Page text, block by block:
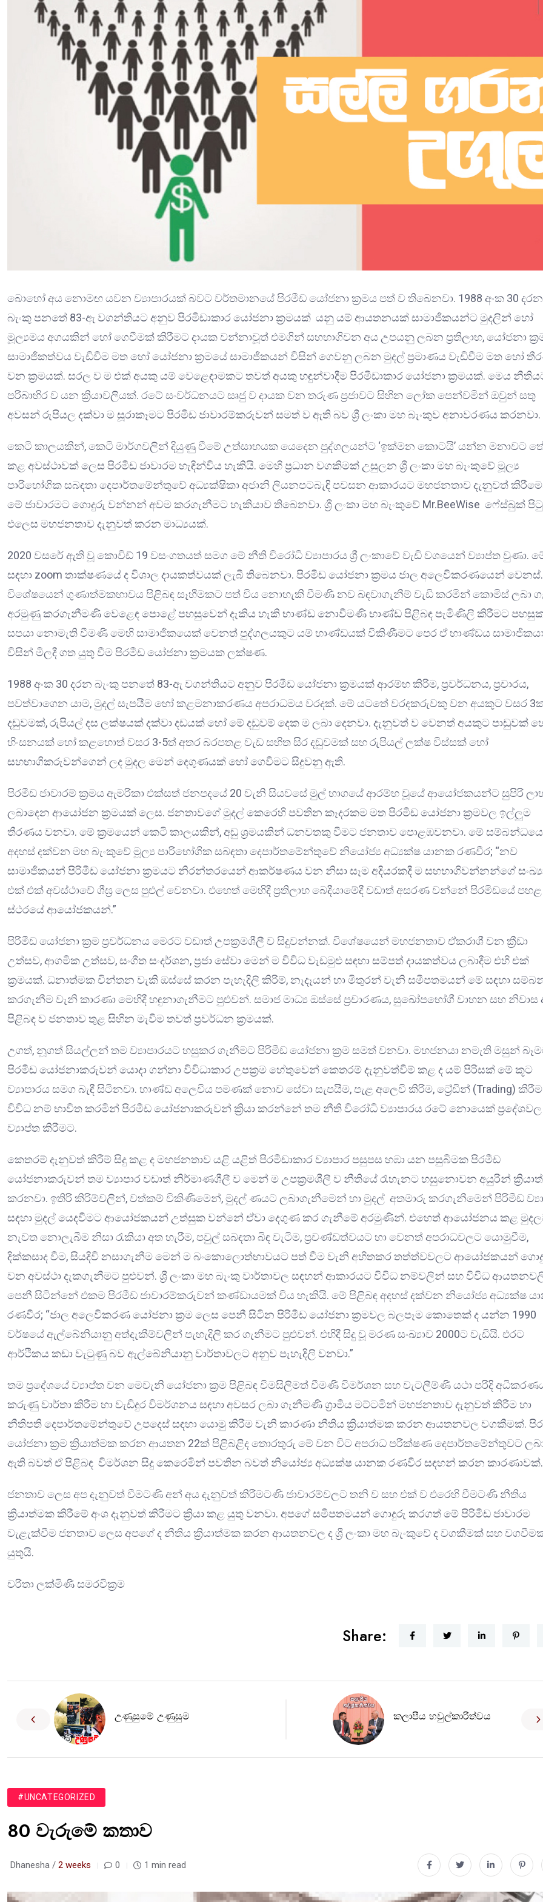
බොහෝ අය නොමඟ යවන ව්‍යාපාරයක් බවට වර්තමානයේ පිරමීඩ යෝජනා ක්‍රමය පත් ව තිබෙනවා. 1988 අංක 30 දරන
බැංකු පනතේ 83-ඇ වගන්තියට අනුව පිරමීඩාකාර යෝජනා ක්‍රමයක් යනු යම් ආයතනයක් සාමාජිකයන්ට මුදලින් හෝ
මූල්‍යමය අගයකින් හෝ ගෙවීමක් කිරීමට දායක වන්නාවූත් එමගින් සහභාගිවන අය උපයනු ලබන ප්‍රතිලාභ, යෝජනා
සාමාජිකත්වය වැඩිවීම මත හෝ යෝජනා ක්‍රමයේ සාමාජිකයන් විසින් ගෙවනු ලබන මුදල් ප්‍රමාණය වැඩිවීම මත හෝ
වන ක්‍රමයක්. සරල ව ම එක් අයකු යම් වෙළෙඳාමකට තවත් අයකු හඳුන්වාදීම පිරමීඩාකාර යෝජනා ක්‍රමයක්. මෙය
පරිබාහිර ව යන ක්‍රියාවලියක්. රටේ සංවර්ධනයට සෘජු ව දායක වන තරුණ ප්‍රජාවට සිහින ලෝක පෙන්වමින් ඔවුන් සතු
අවසන් රුපියල දක්වා ම සූරාකෑමට පිරමීඩ ජාවාරම්කරුවන් සමත් ව ඇති බව ශ්‍රී ලංකා මහ බැංකුව අනාවරණය කරනවා.
කෙටි කාලයකින්, කෙටි මාර්ගවලින් දියුණු වීමේ උත්සාහයක යෙදෙන පුද්ගලයන්ට ‘ඉක්මන කොටයි’ යන්න මනාවට
කළ අවස්ථාවක් ලෙස පිරමීඩ ජාවාරම හැඳින්විය හැකියි. මෙහි ප්‍රධාන වගකිමක් උසුලන ශ්‍රී ලංකා මහ බැංකුවේ මූල්‍ය
පාරිභෝගික සබඳතා දෙපාර්තමේන්තුවේ අධ්‍යක්ෂිකා අජානි ලියනපටබැඳි පවසන ආකාරයට මහජනතාව දැනුවත්
මේ ජාවාරමට ගොදුරු වන්නන් අවම කරගැනීමට හැකියාව තිබෙනවා. ශ්‍රී ලංකා මහ බැංකුවේ Mr.BeeWise ෆේස්බුක්
එලෙස මහජනතාව දැනුවත් කරන මාධ්‍යයක්.
2020 වසරේ ඇති වූ කොවිඩ් 19 වසංගතයත් සමග මේ නීති විරෝධි ව්‍යාපාරය ශ්‍රී ලංකාවේ වැඩි වශයෙන් ව්‍යාප්ත වුණා.
සඳහා zoom තාක්ෂණයේ ද විශාල දායකත්වයක් ලැබී තිබෙනවා. පිරමීඩ යෝජනා ක්‍රමය ජාල අලෙවිකරණයෙන් වෙනස්.
විශේෂයෙන් ගුණාත්මකභාවය පිළිබඳ සෑහීමකට පත් විය නොහැකි වීමණි නව බඳවාගැනීම් වැඩි කරමින් කොමිස් ලබා
අරමුණු කරගැනීමණි වෙළෙඳ පොළේ පහසුවෙන් දැකිය හැකි භාණ්ඩ නොවීමණි භාණ්ඩ පිළිබඳ පැමිණිලි කිරීමට
සපයා නොමැති වීමණි මෙහි සාමාජිකයෙක් වෙනත් පුද්ගලයකුට යම් භාණ්ඩයක් විකිණීමට පෙර ඒ භාණ්ඩය
විසින් මිලදී ගත යුතු වීම පිරමීඩ යෝජනා ක්‍රමයක ලක්ෂණ.
1988 අංක 30 දරන බැංකු පනතේ 83-ඇ වගන්තියට අනුව පිරමීඩ යෝජනා ක්‍රමයක් ආරම්භ කිරිම, ප්‍රවර්ධනය, ප්‍රචාරය,
පවත්වාගෙන යාම, මුදල් සැපයීම හෝ කළමනාකරණය අපරාධමය වරදක්. මේ යටතේ වරදකරුවකු වන අයකුට වසර
දඩුවමක්, රුපියල් දස ලක්ෂයක් දක්වා දඩයක් හෝ මේ දඩුවම් දෙක ම ලබා දෙනවා. දැනුවත් ව වෙනත් අයකුට පාඩුවක්
හිංසනයක් හෝ කළහොත් වසර 3-5ත් අතර බරපතළ වැඩ සහිත සිර දඩුවමක් සහ රුපියල් ලක්ෂ විස්සක් හෝ
සහභාගිකරුවන්ගෙන් ලද මුදල මෙන් දෙගුණයක් හෝ ගෙවීමට සිදුවනු ඇති.
පිරමීඩ ජාවාරම් ක්‍රමය ඇමරිකා එක්සත් ජනපදයේ 20 වැනි සියවසේ මුල් භාගයේ ආරම්භ වූයේ ආයෝජකයන්ට සුපිරි
ලබාදෙන ආයෝජන ක්‍රමයක් ලෙස. ජනතාවගේ මුදල් කෙරෙහි පවතින කෑදරකම මත පිරමීඩ යෝජනා ක්‍රමවල ඉල්ලුම
තීරණය වනවා. මේ ක්‍රමයෙන් කෙටි කාලයකින්, අඩු ශ්‍රමයකින් ධනවතකු වීමට ජනතාව පොළඹවනවා. මේ
අදහස් දක්වන මහ බැංකුවේ මූල්‍ය පාරිභෝගික සබඳතා දෙපාර්තමේන්තුවේ නියෝජ්‍ය අධ්‍යක්ෂ යානක රණවීර; “නව
සාමාජිකයන් පිරිමීඩ යෝජනා ක්‍රමයට නිරන්තරයෙන් ආකර්ෂණය වන නිසා සෑම අදියරකදී ම සහභාගිවන්නන්ගේ
එක් එක් අවස්ථාවේ ශීඝ්‍ර ලෙස පුළුල් වෙනවා. එහෙත් මෙහිදී ප්‍රතිලාභ බෙදීයාමේදී වඩාත් අසරණ වන්නේ පිරමිඩයේ
ස්ථරයේ ආයෝජකයන්.”
පිරිමීඩ යෝජනා ක්‍රම ප්‍රවර්ධනය මෙරට වඩාත් උපක්‍රමශීලී ව සිදුවන්නක්. විශේෂයෙන් මහජනතාව ඒකරාශී වන ක්‍රීඩා
උත්සව, ආගමික උත්සව, සංගීත සංදර්ශන, ප්‍රජා සේවා මෙන් ම විවිධ වැඩමුළු සඳහා සම්පත් දායකත්වය ලබාදීම එහි එක්
ක්‍රමයක්. ධනාත්මක චින්තන වැකි ඔස්සේ කරන පැහැදිලි කිරිම්, නෑදෑයන් හා මිතුරන් වැනි සමීපතමයන් මේ සඳහා
කරගැනීම වැනි කාරණා මෙහිදී හඳුනාගැනීමට පුළුවන්. සමාජ මාධ්‍ය ඔස්සේ ප්‍රචාරණය, සුඛෝපභෝගී වාහන සහ නිවාස
පිළිබඳ ව ජනතාව තුළ සිහින මැවීම තවත් ප්‍රවර්ධන ක්‍රමයක්.
උගත්, නූගත් සියල්ලන් තම ව්‍යාපාරයට හසුකර ගැනීමට පිරිමීඩ යෝජනා ක්‍රම සමත් වනවා. මහජනයා නමැති මසුන්
පිරමීඩ යෝජනාකරුවන් යොදා ගන්නා විවිධාකාර උපක්‍රම හේතුවෙන් කෙතරම් දැනුවත්වීම් කළ ද යම් පිරිසක් මේ කූට
ව්‍යාපාරය සමග බැඳී සිටිනවා. භාණ්ඩ අලෙවිය පමණක් නොව සේවා සැපයීම, පැළ අලෙවි කිරිම, ට්‍රේඩින් (Trading)
විවිධ නම් භාවිත කරමින් පිරමීඩ යෝජනාකරුවන් ක්‍රියා කරන්නේ තම නීති විරෝධි ව්‍යාපාරය රටේ නොයෙක් ප්‍රදේශවල
ව්‍යාප්ත කිරීමට.
කෙතරම් දැනුවත් කිරීම් සිදු කළ ද මහජනතාව යළි යළිත් පිරමීඩාකාර ව්‍යාපාර පසුපස හඹා යන පසුබිමක පිරමීඩ
යෝජනාකරුවන් තම ව්‍යාපාර වඩාත් නිර්මාණශීලී ව මෙන් ම උපක්‍රමශීලී ව නීතියේ රැහැනට හසුනොවන අයුරින්
කරනවා. ඉතිරි කිරිම්වලින්, වත්කම් විකිණීමෙන්, මුදල් ණයට ලබාගැනීමෙන් හා මුදල් අතමාරු කරගැනීමෙන් පිරිමීඩ
සඳහා මුදල් යෙදවීමට ආයෝජකයන් උත්සුක වන්නේ ඒවා දෙගුණ කර ගැනීමේ අරමුණින්. එහෙත් ආයෝජනය කළ
නැවත නොලැබීම නිසා රැකියා අත හැරීම, පවුල් සබඳතා බිඳ වැටිම, ප්‍රචණ්ඩත්වයට හා වෙනත් අපරාධවලට යොමුවීම,
දික්කසාද වීම, සියදිවි නසාගැනීම මෙන් ම බංකොලොත්භාවයට පත් වීම වැනි අහිතකර තත්ත්වවලට ආයෝජකයන්
වන අවස්ථා දැකගැනීමට පුළුවන්. ශ්‍රී ලංකා මහ බැංකු වාර්තාවල සඳහන් ආකාරයට විවිධ නම්වලින් සහ විවිධ
පෙනී සිටින්නේ එකම පිරමීඩ ජාවාරම්කරුවන් කණ්ඩායමක් විය හැකියි. මේ පිළිබඳ අදහස් දක්වන නියෝජ්‍ය අධ්‍යක්ෂ
රණවීර; “ජාල අලෙවිකරණ යෝජනා ක්‍රම ලෙස පෙනී සිටින පිරිමීඩ යෝජනා ක්‍රමවල බලපෑම කොතෙක් ද යන්න 1990
වර්ෂයේ ඇල්බේනියානු අත්දැකීම්වලින් පැහැදිලි කර ගැනීමට පුළුවන්. එහිදී සිදු වූ මරණ සංඛ්‍යාව 2000ට වැඩියි. එරට
ආර්ථිකය කඩා වැටුණු බව ඇල්බේනියානු වාර්තාවලට අනුව පැහැදිලි වනවා.”
තම ප්‍රදේශයේ ව්‍යාප්ත වන මෙවැනි යෝජනා ක්‍රම පිළිබඳ විමසිලිමත් වීමණි විමර්ශන සහ වැටලීම්ණි යථා පරිදි
කරුණු වාර්තා කිරීම හා වැඩිදුර විමර්ශනය සඳහා අවසර ලබා ගැනීමණි ග්‍රාමීය මට්ටමින් මහජනතාව දැනුවත් කිරීම හා
නීතිපති දෙපාර්තමේන්තුවේ උපදෙස් සඳහා යොමු කිරීම වැනි කාරණා නීතිය ක්‍රියාත්මක කරන ආයතනවල වගකීමක්.
යෝජනා ක්‍රම ක්‍රියාත්මක කරන ආයතන 22ක් පිළිබළිද තොරතුරු මේ වන විට අපරාධ පරීක්ෂණ දෙපාර්තමේන්තුවට
ඇති බවත් ඒ පිළිබඳ විමර්ශන සිදු කෙරෙමින් පවතින බවත් නියෝජ්‍ය අධ්‍යක්ෂ යානක රණවීර සඳහන් කරන කාරණාවක්.
ජනතාව ලෙස අප දැනුවත් වීමටණි අන් අය දැනුවත් කිරීමටණි ජාවාරම්වලට තනි ව සහ එක් ව එරෙහි වීමටණි නීතිය
ක්‍රියාත්මක කිරීමේ අංශ දැනුවත් කිරීමට ක්‍රියා කළ යුතු වනවා. අපගේ සමීපතමයන් ගොදුරු කරගත් මේ පිරිමීඩ ජාවාරම
වැළැක්වීම ජනතාව ලෙස අපගේ ද නීතිය ක්‍රියාත්මක කරන ආයතනවල ද ශ්‍රී ලංකා මහ බැංකුවේ ද වගකීමක් සහ
යුතුයි.
චරිතා ලක්මිණි සමරවික්‍රම
Share:
උණුසුමේ උණුසුම කලාපීය හවුල්කාරිත්වය
#UNCATEGORIZED
80 වැරුමේ කතාව
Dhanesha / 2 weeks 0 1 min read